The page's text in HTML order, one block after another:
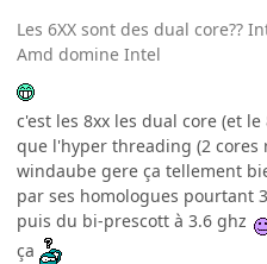
Les 6XX sont des dual core??
Amd domine Intel
c'est les 8xx les dual core (et
que l'hyper threading (2 cores
windaube gere ça tellement
par ses homologues pourtant
puis du bi-prescott à 3.6 ghz
ça